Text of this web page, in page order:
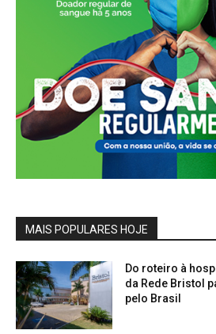
MAIS POPULARES HOJE
Do roteiro à
da Rede Bristol
pelo Brasil